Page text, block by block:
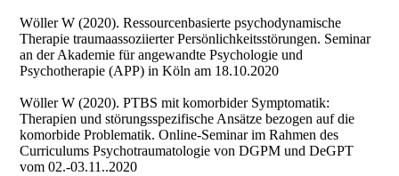
Wöller W (2020). Ressourcenbasierte psychodynamische
Therapie traumaassoziierter Persönlichkeitsstörungen. Seminar
an der Akademie für angewandte Psychologie und
Psychotherapie (APP) in Köln am 18.10.2020
Wöller W (2020). PTBS mit komorbider Symptomatik:
Therapien und störungsspezifische Ansätze bezogen auf die
komorbide Problematik. Online-Seminar im Rahmen des
Curriculums Psychotraumatologie von DGPM und DeGPT
vom 02.-03.11..2020